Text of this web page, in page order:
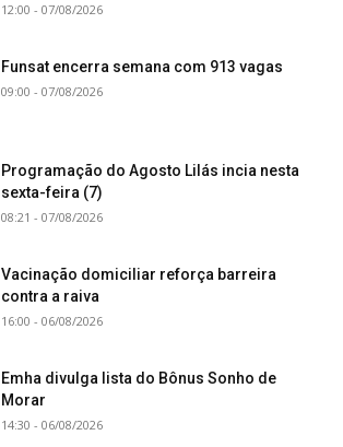
12:00 - 07/08/2026
Funsat encerra semana com 913 vagas
09:00 - 07/08/2026
Programação do Agosto Lilás incia nesta
sexta-feira (7)
08:21 - 07/08/2026
Vacinação domiciliar reforça barreira
contra a raiva
16:00 - 06/08/2026
Emha divulga lista do Bônus Sonho de
Morar
14:30 - 06/08/2026